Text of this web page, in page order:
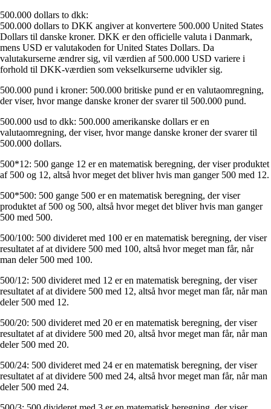
500.000 dollars to dkk:
500.000 dollars to DKK angiver at konvertere 500.000 United States
Dollars til danske kroner. DKK er den officielle valuta i Danmark,
mens USD er valutakoden for United States Dollars. Da
valutakurserne ændrer sig, vil værdien af 500.000 USD variere i
forhold til DKK-værdien som vekselkurserne udvikler sig.
500.000 pund i kroner: 500.000 britiske pund er en valutaomregning,
der viser, hvor mange danske kroner der svarer til 500.000 pund.
500.000 usd to dkk: 500.000 amerikanske dollars er en
valutaomregning, der viser, hvor mange danske kroner der svarer til
500.000 dollars.
500*12: 500 gange 12 er en matematisk beregning, der viser produktet
af 500 og 12, altså hvor meget det bliver hvis man ganger 500 med 12.
500*500: 500 gange 500 er en matematisk beregning, der viser
produktet af 500 og 500, altså hvor meget det bliver hvis man ganger
500 med 500.
500/100: 500 divideret med 100 er en matematisk beregning, der viser
resultatet af at dividere 500 med 100, altså hvor meget man får, når
man deler 500 med 100.
500/12: 500 divideret med 12 er en matematisk beregning, der viser
resultatet af at dividere 500 med 12, altså hvor meget man får, når man
deler 500 med 12.
500/20: 500 divideret med 20 er en matematisk beregning, der viser
resultatet af at dividere 500 med 20, altså hvor meget man får, når man
deler 500 med 20.
500/24: 500 divideret med 24 er en matematisk beregning, der viser
resultatet af at dividere 500 med 24, altså hvor meget man får, når man
deler 500 med 24.